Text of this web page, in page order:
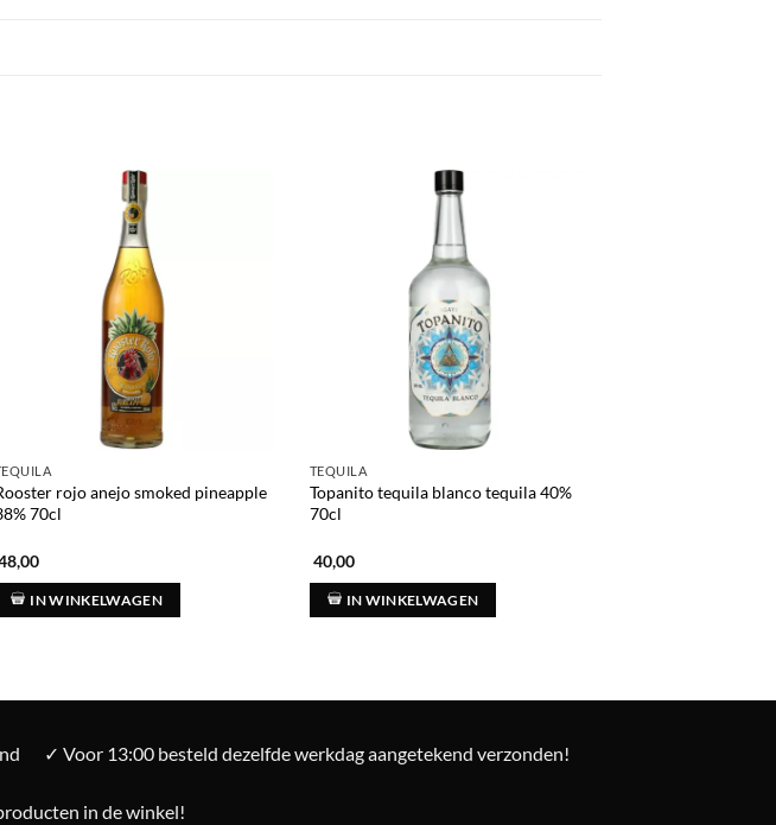
rojo anejo smoked pineapple
70cl
IN WINKELWAGEN
TEQUILA
Topanito tequila blanco tequila 40%
70cl
40,00
IN WINKELWAGEN
✓ Voor 13:00 besteld dezelfde werkdag aangetekend verzonden!
in de winkel!